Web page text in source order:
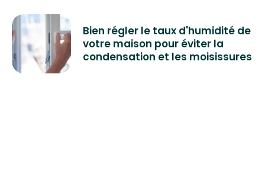
Bien régler le taux d'humidité de
votre maison pour éviter la
condensation et les moisissures